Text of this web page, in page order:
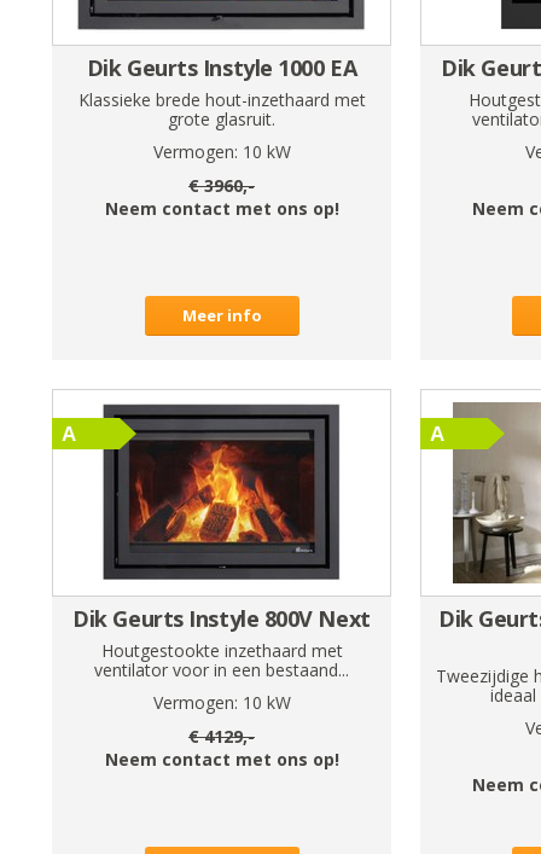
Dik Geurts Instyle 1000 EA
Klassieke brede hout-inzethaard met
grote glasruit.
Vermogen: 10 kW
€3960,-
Neem contact met ons op!
Meer info
Dik
Neem
Dik Geurts Instyle 800V Next
Houtgestookte inzethaard met
ventilator voor in een bestaand...
Vermogen: 10 kW
€4129,-
Neem contact met ons op!
Dik
Tweezijdige
Neem